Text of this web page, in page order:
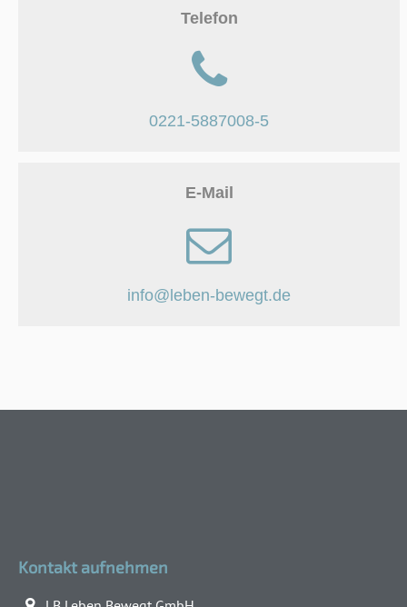
Telefon
0221-5887008-5
E-Mail
info@leben-bewegt.de
Kontakt aufnehmen